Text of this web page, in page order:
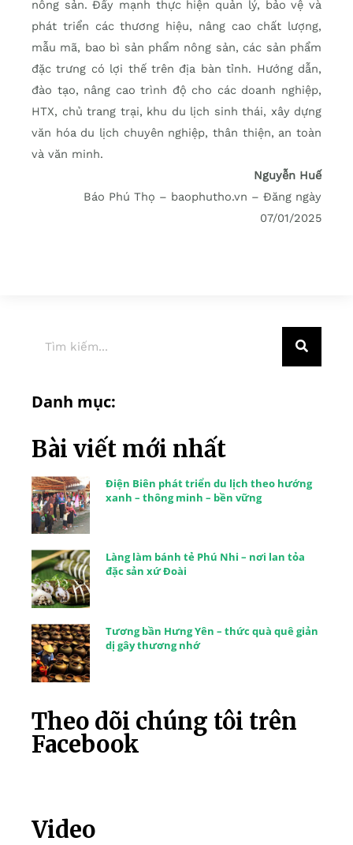
nông sản. Đẩy mạnh thực hiện quản lý, bảo vệ và
phát triển các thương hiệu, nâng cao chất lượng,
mẫu mã, bao bì sản phẩm nông sản, các sản phẩm
đặc trưng có lợi thế trên địa bàn tỉnh. Hướng dẫn,
đào tạo, nâng cao trình độ cho các doanh nghiệp,
HTX, chủ trang trại, khu du lịch sinh thái, xây dựng
văn hóa du lịch chuyên nghiệp, thân thiện, an toàn
và văn minh.
Nguyễn Huế
Báo Phú Thọ – baophutho.vn – Đăng ngày
07/01/2025
Danh mục:
Bài viết mới nhất
Điện Biên phát triển du lịch theo hướng
xanh – thông minh – bền vững
Làng làm bánh tẻ Phú Nhi – nơi lan tỏa
đặc sản xứ Đoài
Tương bần Hưng Yên – thức quà quê giản
dị gây thương nhớ
Theo dõi chúng tôi trên
Facebook
Video